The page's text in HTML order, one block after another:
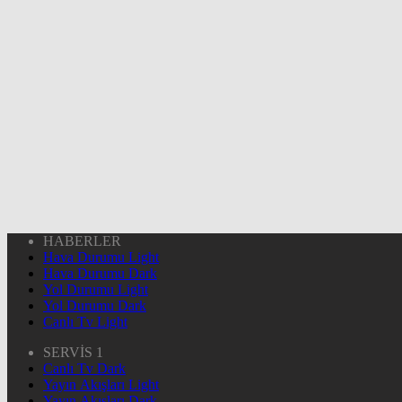
HABERLER
Hava Durumu Light
Hava Durumu Dark
Yol Durumu Light
Yol Durumu Dark
Canlı Tv Light
SERVİS 1
Canlı Tv Dark
Yayın Akışları Light